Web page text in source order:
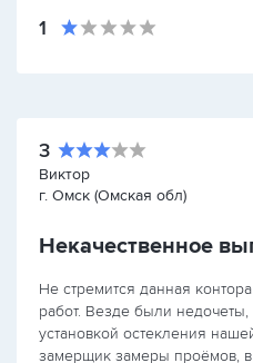
1
3
Виктор
г. Омск (Омская обл)
Некачественное
Не стремится данная
работ. Везде были недочеты,
установкой остекления
замерщик замеры проёмов,